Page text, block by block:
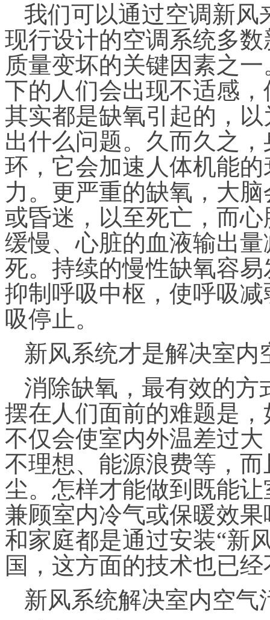
我们可以通过空调新风
现行设计的空调系统多
质量变坏的关键因素之
下的人们会出现不适感
其实都是缺氧引起的，
出什么问题。久而久之
环，它会加速人体机能
力。更严重的缺氧，大
或昏迷，以至死亡，而
缓慢、心脏的血液输出
死。持续的慢性缺氧容
抑制呼吸中枢，使呼吸
吸停止。
新风系统才是解决室内
消除缺氧，最有效的方
摆在人们面前的难题是
不仅会使室内外温差过
不理想、能源浪费等，
尘。怎样才能做到既能
兼顾室内冷气或保暖效
和家庭都是通过安装“新
国，这方面的技术也已
新风系统解决室内空气